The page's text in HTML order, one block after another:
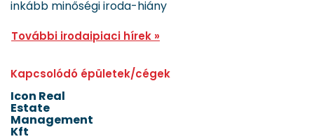
inkább minőségi iroda-hiány
További irodaipiaci hírek »
Kapcsolódó épületek/cégek
Icon Real
Estate
Management
Kft